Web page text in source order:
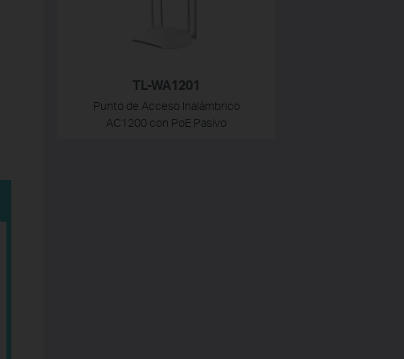
TL-WA1201
Punto de Acceso Inalámbrico
AC1200 con PoE Pasivo